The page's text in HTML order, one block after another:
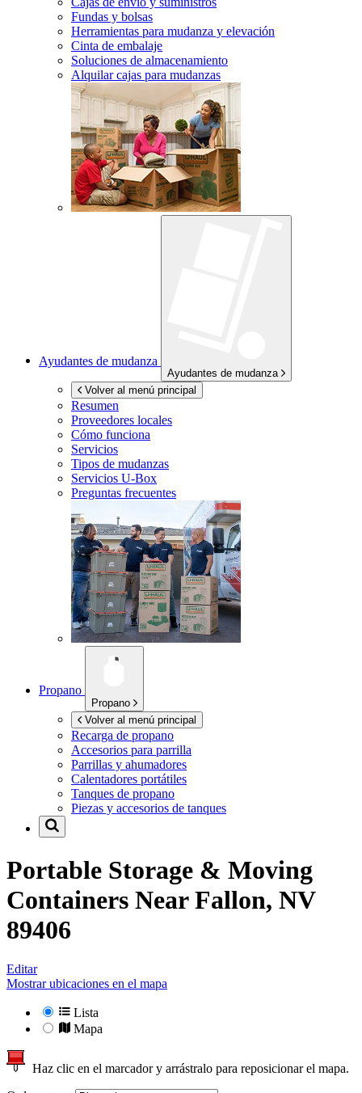
Fundas y bolsas
Herramientas para mudanza y elevación
Cinta de embalaje
Soluciones de almacenamiento
Alquilar cajas para mudanzas
Ayudantes de mudanza
Ayudantes de mudanza
Volver al menú principal
Resumen
Proveedores locales
Cómo funciona
Servicios
Tipos de mudanzas
Servicios U-Box
Preguntas frecuentes
Propano
Propano
Volver al menú principal
Recarga de propano
Accesorios para parrilla
Parrillas y ahumadores
Calentadores portátiles
Tanques de propano
Piezas y accesorios de tanques
Portable Storage & Moving
Containers NearFallon, NV
89406
Editar
Mostrar ubicaciones en el mapa
Lista
Mapa
Haz clic en el marcador y arrástralo para reposicionar el mapa.